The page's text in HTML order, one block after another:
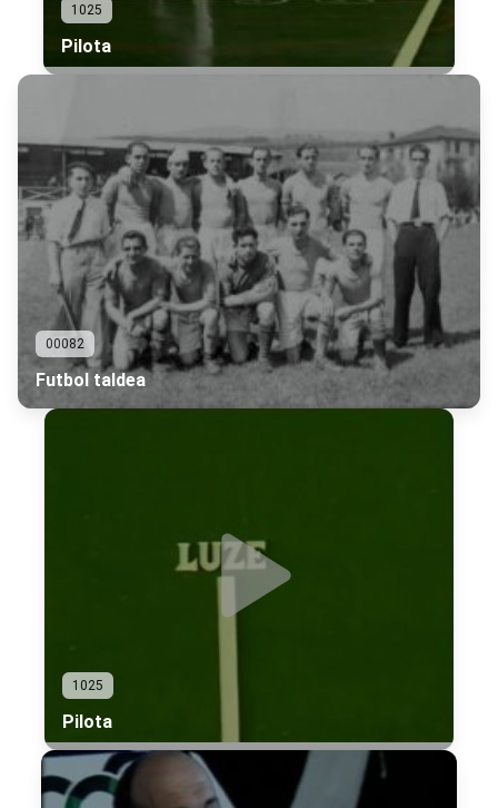
1025
Pilota
00082
Futbol taldea
1025
Pilota